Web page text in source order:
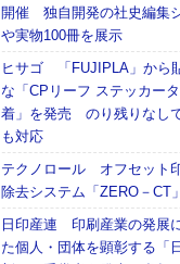
開催 独自開発の社史編集
や実物100冊を展示
ヒサゴ 「FUJIPLA」から
な「CPリーフ ステッカー
着」を発売 のり残りなし
も対応
テクノロール オフセット
除去システム「ZERO－CT
日印産連 印刷産業の発展
た個人・団体を顕彰する「